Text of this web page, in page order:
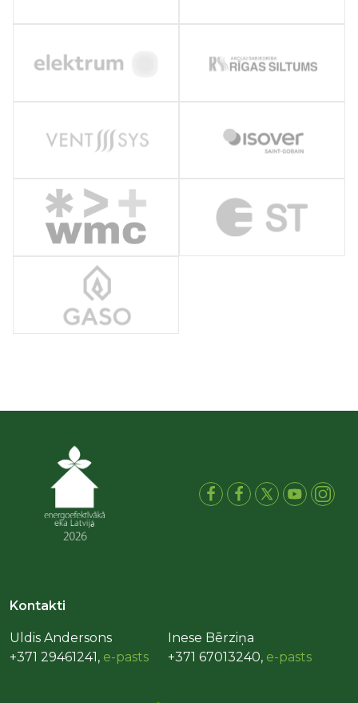
Kontakti
Uldis Andersons
+371 29461241, e-pasts
Inese Bērziņa
+371 67013240, e-pasts